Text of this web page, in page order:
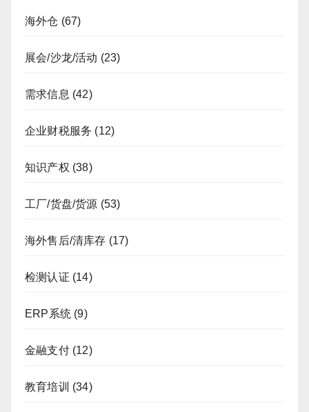
海外仓 (67)
展会/沙龙/活动 (23)
需求信息 (42)
企业财税服务 (12)
知识产权 (38)
工厂/货盘/货源 (53)
海外售后/清库存 (17)
检测认证 (14)
ERP系统 (9)
金融支付(12)
教育培训 (34)